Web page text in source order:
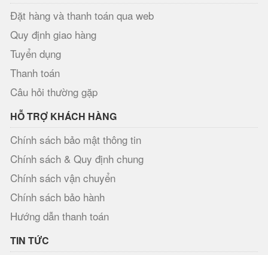
Đặt hàng và thanh toán qua web
Quy định giao hàng
Tuyển dụng
Thanh toán
Câu hỏi thường gặp
HỖ TRỢ KHÁCH HÀNG
Chính sách bảo mật thông tin
Chính sách & Quy định chung
Chính sách vận chuyển
Chính sách bảo hành
Hướng dẫn thanh toán
TIN TỨC